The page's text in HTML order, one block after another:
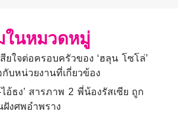
ในหมวดหมู่
สียใจต่อครอบครัวของ ‘ฮลุน โซโล่’
บหน่วยงานที่เกี่ยวข้อง
ไอ้ธง’ สารภาพ 2 พี่น้องรัสเซีย ถูก
ฝังศพอำพราง